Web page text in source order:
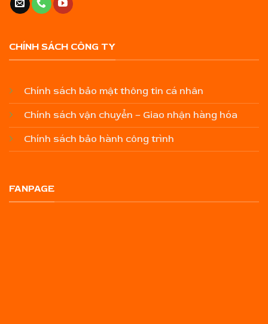
CHÍNH SÁCH CÔNG TY
Chính sách bảo mật thông tin cá nhân
Chính sách vận chuyển – Giao nhận hàng hóa
Chính sách bảo hành công trình
FANPAGE